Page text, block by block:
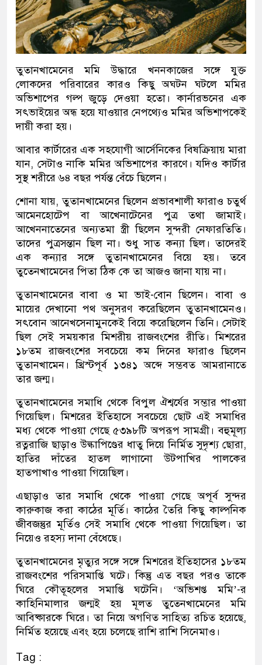
তুতানখামেনের মমি উদ্ধারে খননকাজের সঙ্গে যুক্ত
লোকদের পরিবারের কারও কিছু অঘটন ঘটলে মমির
অভিশাপের গল্প জুড়ে দেওয়া হতো। কার্নারভনের এক
সৎভাইয়ের অন্ধ হয়ে যাওয়ার নেপথ্যেও মমির অভিশাপকেই
দায়ী করা হয়।
আবার কার্টারের এক সহযোগী আর্সেনিকের বিষক্রিয়ায় মারা
যান, সেটাও নাকি মমির অভিশাপের কারণে। যদিও কার্টার
সুস্থ শরীরে ৬৪ বছর পর্যন্ত বেঁচে ছিলেন।
শোনা যায়, তুতানখামেনের ছিলেন প্রভাবশালী ফারাও চতুর্থ
আমেনহোটেপ বা আখেনাটেনের পুত্র তথা জামাই।
আখেননাতেনের অন্যতমা স্ত্রী ছিলেন সুন্দরী নেফারতিতি।
তাদের পুত্রসন্তান ছিল না। শুধু সাত কন্যা ছিল। তাদেরই
এক কন্যার সঙ্গে তুতানখামেনের বিয়ে হয়। তবে
তুতেনখামেনের পিতা ঠিক কে তা আজও জানা যায় না।
তুতানখামেনের বাবা ও মা ভাই-বোন ছিলেন। বাবা ও
মায়ের দেখানো পথ অনুসরণ করেছিলেন তুতানখামেনও।
সৎবোন আনেখসেনামুনকেই বিয়ে করেছিলেন তিনি। সেটাই
ছিল সেই সময়কার মিশরীয় রাজবংশের রীতি। মিশরের
১৮তম রাজবংশের সবচেয়ে কম দিনের ফারাও ছিলেন
তুতানখামেন। খ্রিস্টপূর্ব ১৩৪১ অব্দে সম্ভবত আমরানাতে
তার জন্ম।
তুতানখামেনের সমাধি থেকে বিপুল ঐশ্বর্যের সম্ভার পাওয়া
গিয়েছিল। মিশরের ইতিহাসে সবচেয়ে ছোট এই সমাধির
মধ্য থেকে পাওয়া গেছে ৫৩৯৮টি অপরূপ সামগ্রী। বহুমূল্য
রত্নরাজি ছাড়াও উল্কাপিণ্ডের ধাতু দিয়ে নির্মিত সুদৃশ্য ছোরা,
হাতির দাঁতের হাতল লাগানো উটপাখির পালকের
হাতপাখাও পাওয়া গিয়েছিল।
এছাড়াও তার সমাধি থেকে পাওয়া গেছে অপূর্ব সুন্দর
কারুকাজ করা কাঠের মূর্তি। কাঠের তৈরি কিছু কাল্পনিক
জীবজন্তুর মূর্তিও সেই সমাধি থেকে পাওয়া গিয়েছিল। তা
নিয়েও রহস্য দানা বেঁধেছে।
তুতানখামেনের মৃত্যুর সঙ্গে সঙ্গে মিশরের ইতিহাসের ১৮তম
রাজবংশের পরিসমাপ্তি ঘটে। কিন্তু এত বছর পরও তাকে
ঘিরে কৌতূহলের সমাপ্তি ঘটেনি। ‘অভিশপ্ত মমি’-র
কাহিনিমালার জন্মই হয় মূলত তুতেনখামেনের মমি
আবিষ্কারকে ঘিরে। তা নিয়ে অগণিত সাহিত্য রচিত হয়েছে,
নির্মিত হয়েছে এবং হয়ে চলেছে রাশি রাশি সিনেমাও।
Tag :